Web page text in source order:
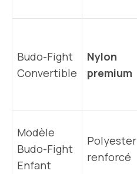
Budo-Fight
Convertible
Nylon
premium
Modèle
Budo-Fight
Enfant
Polyester
renforcé